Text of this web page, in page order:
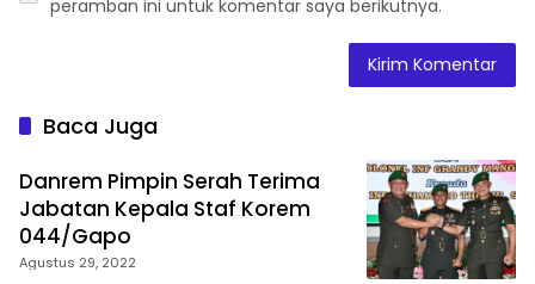
peramban ini untuk komentar saya berikutnya.
Baca Juga
Danrem Pimpin Serah Terima
Jabatan Kepala Staf Korem
044/Gapo
Agustus 29, 2022